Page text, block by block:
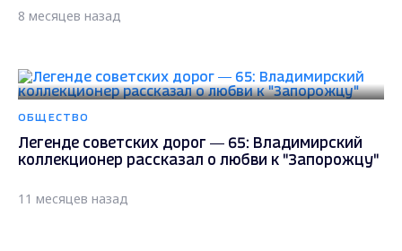
8 месяцев назад
ОБЩЕСТВО
Легенде советских дорог — 65: Владимирский
коллекционер рассказал о любви к "Запорожцу"
11 месяцев назад